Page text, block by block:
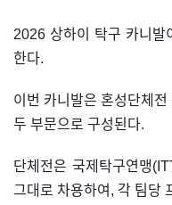
2026 상하이 탁구 카니발
한다.
이번 카니발은 혼성단체
두 부문으로 구성된다.
단체전은 국제탁구연맹
그대로 차용하여, 각 팀당